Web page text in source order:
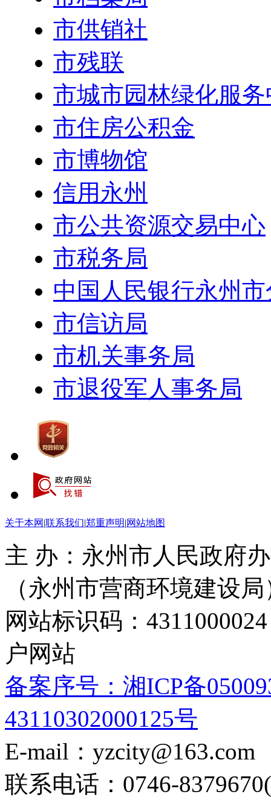
市供销社
市残联
市城市园林绿化服
市住房公积金
市博物馆
信用永州
市公共资源交易中心
市税务局
中国人民银行永州
市信访局
市机关事务局
市退役军人事务局
关于本网 |联系我们|郑重声明|网站地图
主 办：永州市人民政府
（永州市营商环境建设局
网站标识码：
户网站
备案序号：湘ICP备
43110302000125号
E-mail：yzcity@163.com
联系电话：0746-